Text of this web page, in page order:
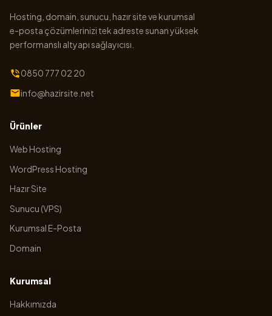
Hosting, domain, sunucu, hazır site ve kurumsal
e-posta çözümlerinizi tek adreste sunan yüksek
performanslı altyapı sağlayıcısı.
0850 777 02 20
info@hazirsite.net
Ürünler
Web Hosting
WordPress Hosting
Hazır Site
Sunucu (VPS)
Kurumsal E-Posta
Domain
Kurumsal
Hakkımızda